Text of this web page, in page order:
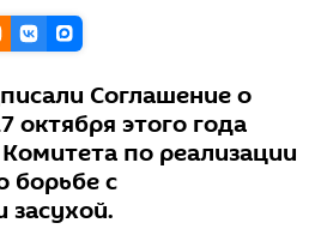
Соглашение о
октября этого года
по реализации
борьбе с